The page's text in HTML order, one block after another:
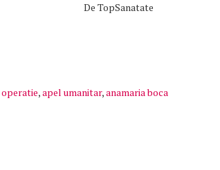
De TopSanatate
operatie,apel umanitar,anamaria boca